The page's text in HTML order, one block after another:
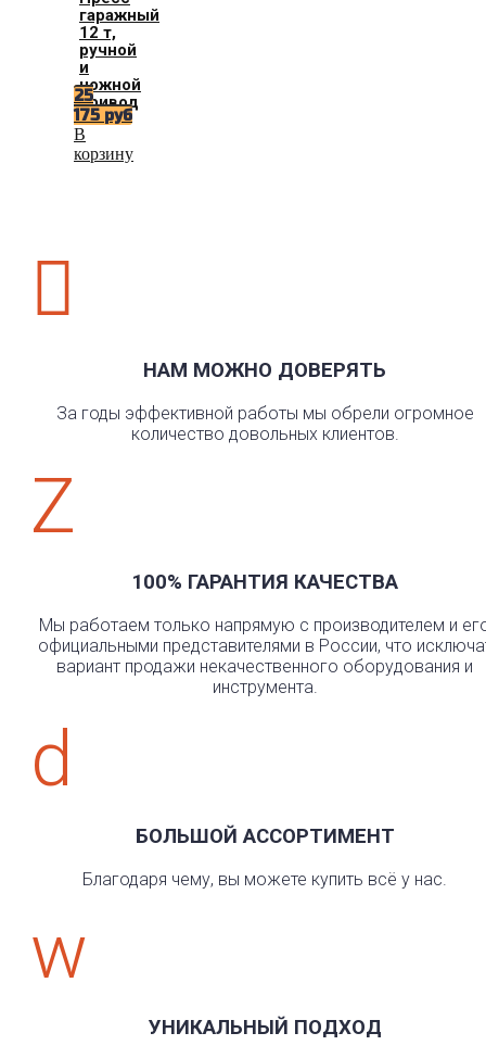
гаражный
12 т,
ручной
и
ножной
привод
25
175 руб
В
корзину

НАМ МОЖНО ДОВЕРЯТЬ
За годы эффективной работы мы обрели огромное
количество довольных клиентов.
Z
100% ГАРАНТИЯ КАЧЕСТВА
Мы работаем только напрямую с производителем и
официальными представителями в России, что
вариант продажи некачественного оборудования и
инструмента.
d
БОЛЬШОЙ АССОРТИМЕНТ
Благодаря чему, вы можете купить всё у нас.
w
УНИКАЛЬНЫЙ ПОДХОД